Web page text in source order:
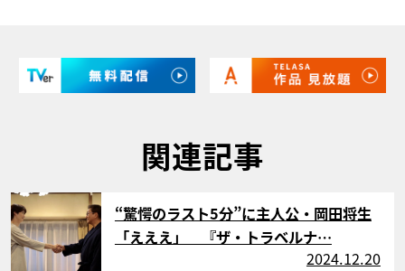
関連記事
サムネイル
“驚愕のラスト5分”に主人公・岡田将生
「えええ」 『ザ・トラベルナ…
2024.12.20